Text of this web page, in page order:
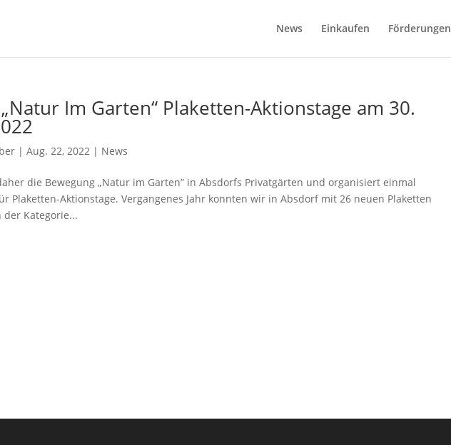
News Einkaufen Förderungen
Im Garten“ Plaketten-Aktionstage am 30.
|Aug. 22, 2022 | News
die Bewegung „Natur im Garten” in Absdorfs Privatgärten und organisiert einmal
Plaketten-Aktionstage. Vergangenes Jahr konnten wir in Absdorf mit 26 neuen Plaketten
Kategorie...